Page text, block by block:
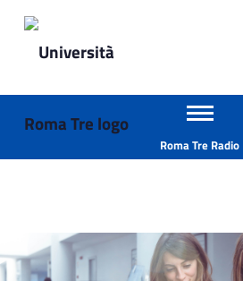
L’Università degli Studi Roma Tre è un’università giovane e per giovani, è nata nel 1992 ed è rapidamente cresciuta sia in termini di studenti che di corsi di studio offerti. Sono attivi 13 dipartimenti che offrono corsi di Laurea, Laurea magistrale, Master, Corsi di perfezionamento, Dottorati di ricerca e Scuole di specializzazione
Primary Menu
Apri il menu secondario
Roma Tre Radio